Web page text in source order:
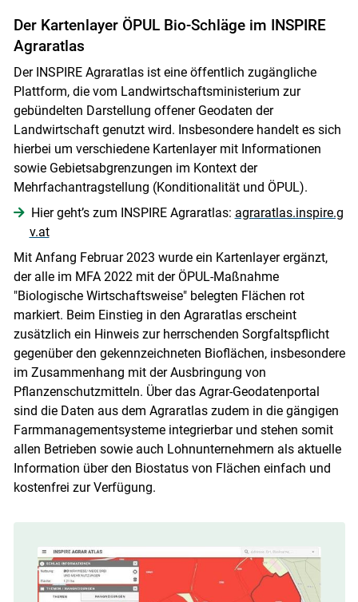
Der Kartenlayer ÖPUL Bio-Schläge im INSPIRE
Agraratlas
Der INSPIRE Agraratlas ist eine öffentlich zugängliche
Plattform, die vom Landwirtschaftsministerium zur
gebündelten Darstellung offener Geodaten der
Landwirtschaft genutzt wird. Insbesondere handelt es sich
hierbei um verschiedene Kartenlayer mit Informationen
sowie Gebietsabgrenzungen im Kontext der
Mehrfachantragstellung (Konditionalität und ÖPUL).
Hier geht’s zum INSPIRE Agraratlas: agraratlas.inspire.g
v.at
Mit Anfang Februar 2023 wurde ein Kartenlayer ergänzt,
der alle im MFA 2022 mit der ÖPUL-Maßnahme
"Biologische Wirtschaftsweise" belegten Flächen rot
markiert. Beim Einstieg in den Agraratlas erscheint
zusätzlich ein Hinweis zur herrschenden Sorgfaltspflicht
gegenüber den gekennzeichneten Bioflächen, insbesondere
im Zusammenhang mit der Ausbringung von
Pflanzenschutzmitteln. Über das Agrar-Geodatenportal
sind die Daten aus dem Agraratlas zudem in die gängigen
Farmmanagementsysteme integrierbar und stehen somit
allen Betrieben sowie auch Lohnunternehmern als aktuelle
Information über den Biostatus von Flächen einfach und
kostenfrei zur Verfügung.